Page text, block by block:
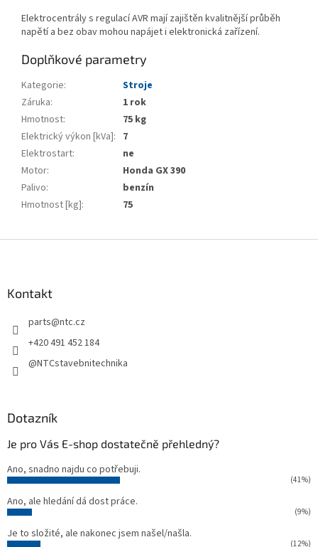
Elektrocentrály s regulací AVR mají zajištěn kvalitnější průběh
napětí a bez obav mohou napájet i elektronická zařízení.
Doplňkové parametry
Kategorie:
Stroje
Záruka:
1 rok
Hmotnost:
75 kg
Elektrický výkon [kVa]: 7
Elektrostart:
ne
Motor:
Honda GX 390
Palivo:
benzín
Hmotnost [kg]: 75
Kontakt
parts@ntc.cz
+420 491 452 184
@NTCstavebnitechnika
Dotazník
Je pro Vás E-shop dostatečně přehledný?
Ano, snadno najdu co potřebuji.
(41%)
Ano, ale hledání dá dost práce.
(9%)
Je to složité, ale nakonec jsem našel/našla.
(12%)